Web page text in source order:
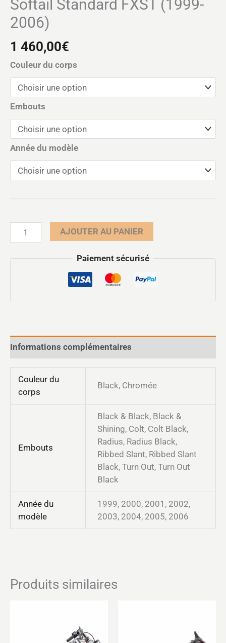
Softail Standard FXST (1999-
2006)
1 460,00€
Couleur du corps
Embouts
Année du modèle
AJOUTER AU PANIER
Paiement sécurisé
Informations complémentaires
Couleur du
corps
Black, Chromée
Embouts
Black & Black, Black &
Shining, Colt, Colt Black,
Radius, Radius Black,
Ribbed Slant, Ribbed Slant
Black, Turn Out, Turn Out
Black
Année du
modèle
1999, 2000, 2001, 2002,
2003, 2004, 2005, 2006
Produits similaires